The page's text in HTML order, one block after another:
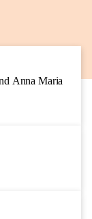
AUG
Anna Maria